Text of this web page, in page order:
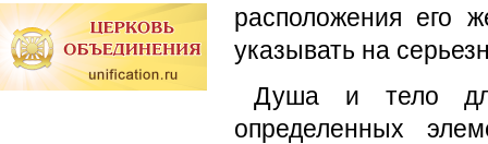
расположения его
указывать на
Душа и тело
определенных